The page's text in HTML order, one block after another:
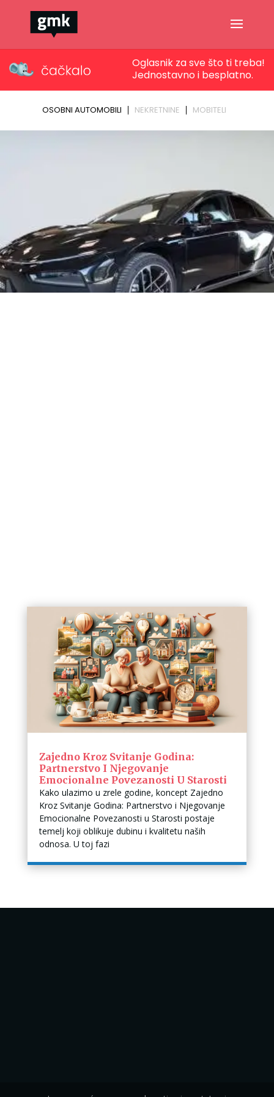
Zajedno Kroz Svitanje Godina:
Partnerstvo I Njegovanje
Emocionalne Povezanosti U Starosti
Kako ulazimo u zrele godine, koncept Zajedno
Kroz Svitanje Godina: Partnerstvo i Njegovanje
Emocionalne Povezanosti u Starosti postaje
temelj koji oblikuje dubinu i kvalitetu naših
odnosa. U toj fazi